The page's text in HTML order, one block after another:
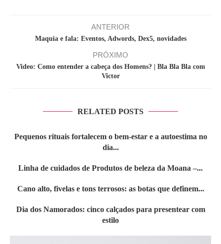
ANTERIOR
Maquia e fala: Eventos, Adwords, Dex5, novidades
PRÓXIMO
Video: Como entender a cabeça dos Homens? | Bla Bla Bla com
Victor
RELATED POSTS
Pequenos rituais fortalecem o bem-estar e a autoestima no
dia...
Linha de cuidados de Produtos de beleza da Moana –...
Cano alto, fivelas e tons terrosos: as botas que definem...
Dia dos Namorados: cinco calçados para presentear com
estilo